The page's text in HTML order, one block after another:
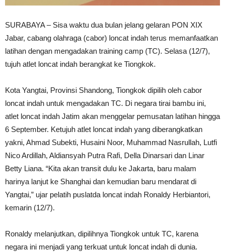
SURABAYA – Sisa waktu dua bulan jelang gelaran PON XIX
Jabar, cabang olahraga (cabor) loncat indah terus memanfaatkan
latihan dengan mengadakan training camp (TC). Selasa (12/7),
tujuh atlet loncat indah berangkat ke Tiongkok.
Kota Yangtai, Provinsi Shandong, Tiongkok dipilih oleh cabor
loncat indah untuk mengadakan TC. Di negara tirai bambu ini,
atlet loncat indah Jatim akan menggelar pemusatan latihan hingga
6 September. Ketujuh atlet loncat indah yang diberangkatkan
yakni, Ahmad Subekti, Husaini Noor, Muhammad Nasrullah, Lutfi
Nico Ardillah, Aldiansyah Putra Rafi, Della Dinarsari dan Linar
Betty Liana. “Kita akan transit dulu ke Jakarta, baru malam
harinya lanjut ke Shanghai dan kemudian baru mendarat di
Yangtai,” ujar pelatih puslatda loncat indah Ronaldy Herbiantori,
kemarin (12/7).
Ronaldy melanjutkan, dipilihnya Tiongkok untuk TC, karena
negara ini menjadi yang terkuat untuk loncat indah di dunia.